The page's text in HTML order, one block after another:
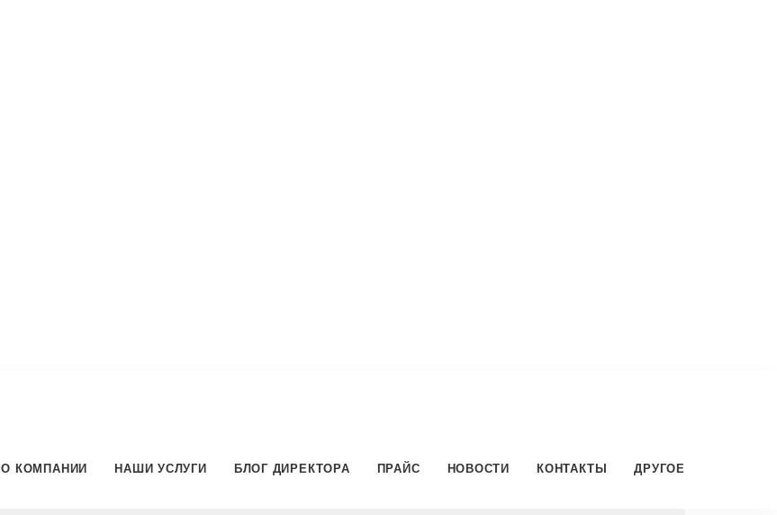
О КОМПАНИИ НАШИ УСЛУГИ БЛОГ ДИРЕКТОРА ПРАЙС НОВОСТИ КОНТАКТЫ ДРУГОЕ